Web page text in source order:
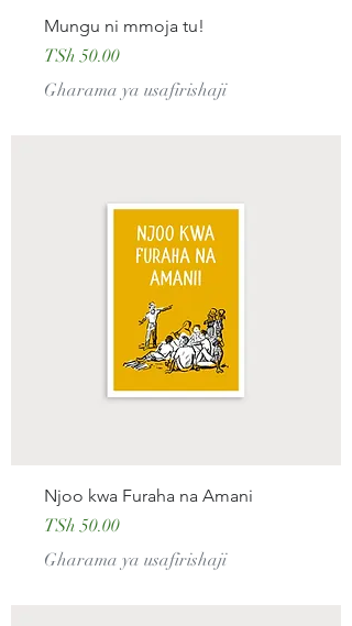
Mungu ni mmoja tu!
Price
TSh 50.00
Gharama ya usafirishaji
Njoo kwa Furaha na Amani
Price
TSh 50.00
Gharama ya usafirishaji